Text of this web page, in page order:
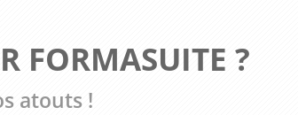
FORMASUITE ?
atouts !